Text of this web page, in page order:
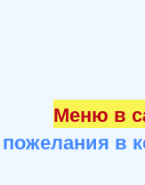
Меню в
пожелания в